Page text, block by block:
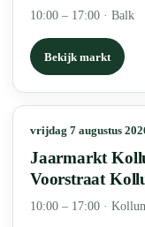
10:00 – 17:00 · Balk
Bekijk markt
vrijdag 7 augustus
Jaarmarkt
Voorstraat
10:00 – 17:00 ·